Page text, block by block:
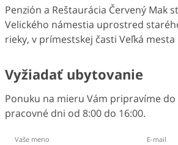
Penzión a Reštaurácia Červený Mak
Velického námestia uprostred
rieky, v prímestskej časti Veľká mesta
Vyžiadať ubytovanie
Ponuku na mieru Vám pripravíme
pracovné dni od 8:00 do 16:00.
Vaše meno E-mail